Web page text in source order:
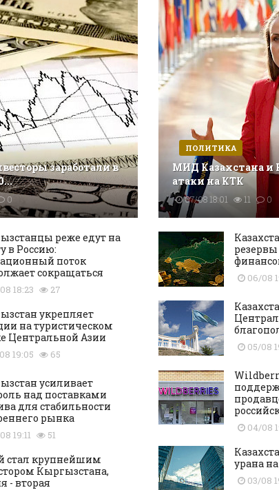
заработали в
0
реже едут на
в Россию:
поток
сокращаться
18:23 27
укрепляет
на туристическом
Центральной Азии
19:05 65
усиливает
над поставками
для стабильности
рынка
19:11 51
стал крупнейшим
Кыргызстана,
- вторая
ПОЛИТИКА
МИД Казахстана
атаки на КТК
07/08 18:01 11 0
06/08
05/08
04/08
урана на
03/08